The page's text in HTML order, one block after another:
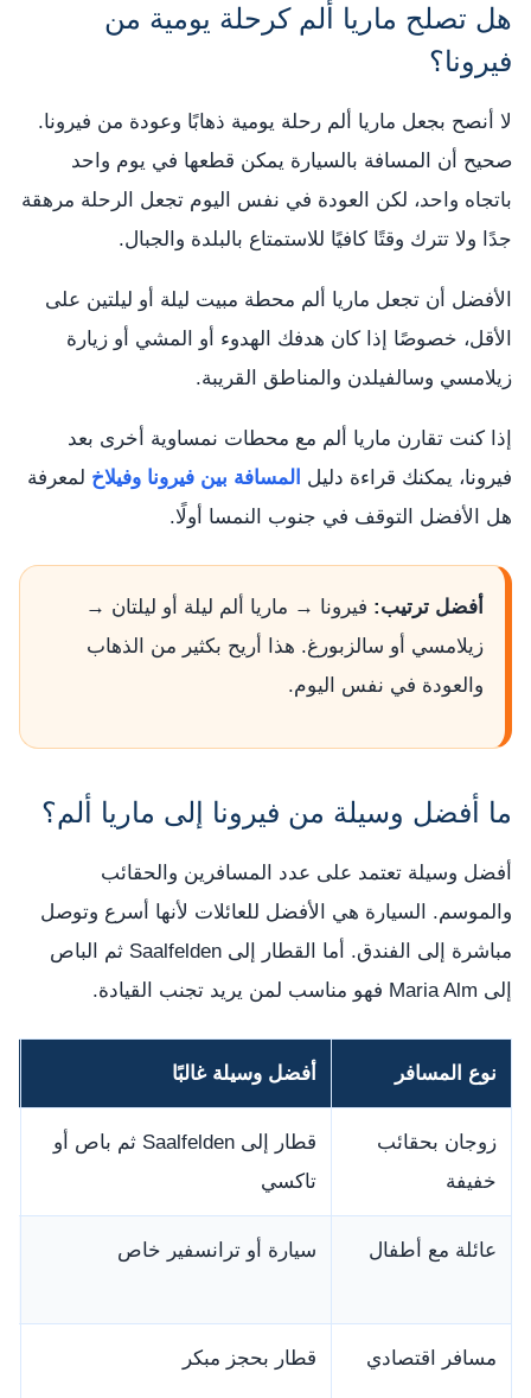
هل تصلح ماريا ألم كرحلة يومية من
فيرونا؟
لا أنصح بجعل ماريا ألم رحلة يومية ذهابًا وعودة من فيرونا.
صحيح أن المسافة بالسيارة يمكن قطعها في يوم واحد
باتجاه واحد، لكن العودة في نفس اليوم تجعل الرحلة مرهقة
جدًا ولا تترك وقتًا كافيًا للاستمتاع بالبلدة والجبال.
الأفضل أن تجعل ماريا ألم محطة مبيت ليلة أو ليلتين على
الأقل، خصوصًا إذا كان هدفك الهدوء أو المشي أو زيارة
زيلامسي وسالفيلدن والمناطق القريبة.
إذا كنت تقارن ماريا ألم مع محطات نمساوية أخرى بعد
فيرونا، يمكنك قراءة دليل المسافة بين فيرونا وفيلاخ لمعرفة
هل الأفضل التوقف في جنوب النمسا أولًا.
أفضل ترتيب: فيرونا → ماريا ألم ليلة أو ليلتان →
زيلامسي أو سالزبورغ. هذا أريح بكثير من الذهاب
والعودة في نفس اليوم.
ما أفضل وسيلة من فيرونا إلى ماريا ألم؟
أفضل وسيلة تعتمد على عدد المسافرين والحقائب
والموسم. السيارة هي الأفضل للعائلات لأنها أسرع وتوصل
مباشرة إلى الفندق. أما القطار إلى Saalfelden ثم الباص
إلى Maria Alm فهو مناسب لمن يريد تجنب القيادة.
نوع المسافر أفضل وسيلة غالبًا
زوجان بحقائب
خفيفة
قطار إلى Saalfelden ثم باص أو
تاكسي
عائلة مع أطفال سيارة أو ترانسفير خاص
مسافر اقتصادي قطار بحجز مبكر